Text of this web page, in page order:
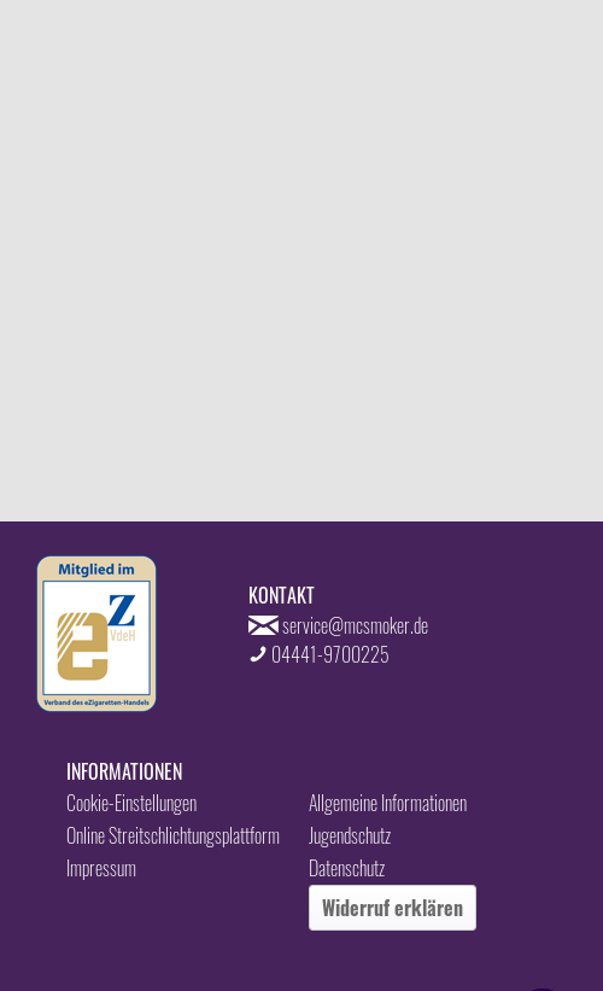
KONTAKT
service@mcsmoker.de
04441-9700225
INFORMATIONEN
Allgemeine Informationen
Cookie-Einstellungen
Jugendschutz
Online Streitschlichtungsplattform
Datenschutz
Impressum
Widerruf erklären